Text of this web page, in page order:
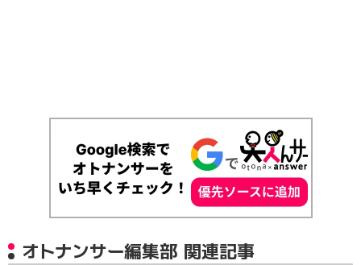
オトナンサー編集部 関連記事